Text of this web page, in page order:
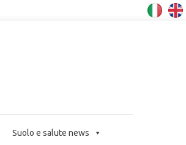
Suolo e salute news